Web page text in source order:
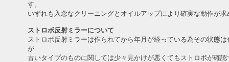
す。
いずれも入念なクリーニングとオイルアップにより確実な動作が
ストロボ反射ミラーについて
ストロボ反射ミラーは作られてから年月が経っている為その状態
が
古いタイプのものに関しては少々見かけが悪くてもストロボが確